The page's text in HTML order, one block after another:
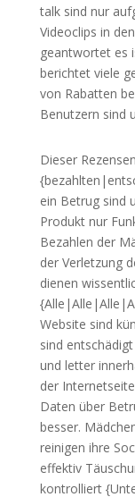
talk sind nur
Videoclips in
geantwortet es
berichtet viele
von Rabatten
Benutzern sind
Dieser
ein Betrug sind
Produkt nur
Bezahlen der
der Verletzung
dienen
Website sind
sind
und letter
der
Daten über
besser.
reinigen ihre
effektiv
kontrolliert